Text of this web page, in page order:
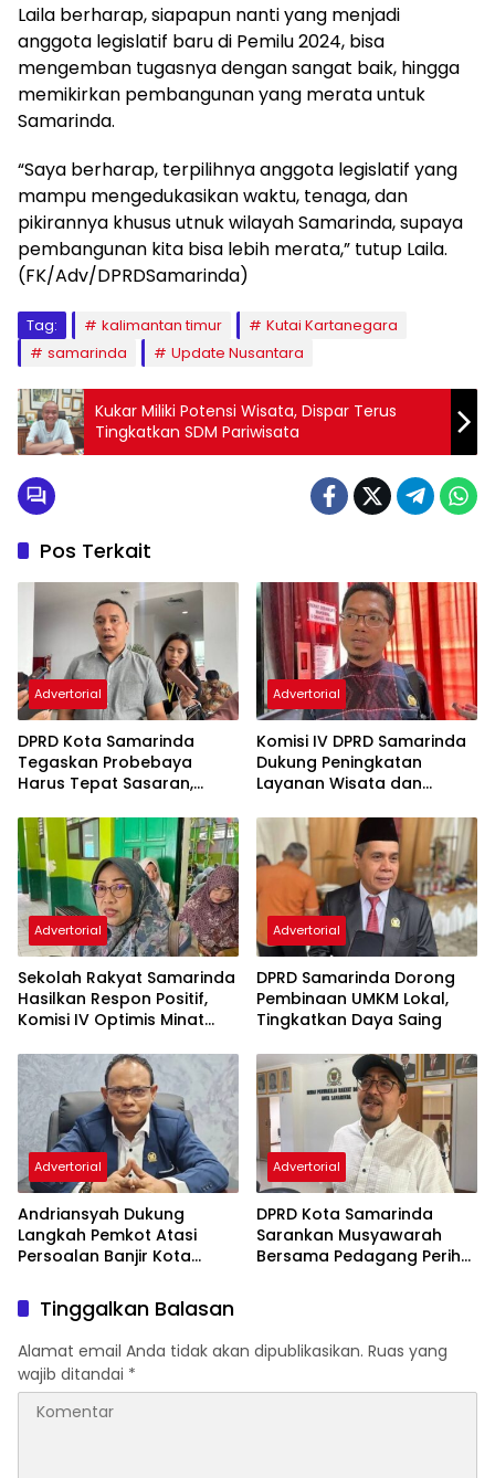
Laila berharap, siapapun nanti yang menjadi
anggota legislatif baru di Pemilu 2024, bisa
mengemban tugasnya dengan sangat baik, hingga
memikirkan pembangunan yang merata untuk
Samarinda.
“Saya berharap, terpilihnya anggota legislatif yang
mampu mengedukasikan waktu, tenaga, dan
pikirannya khusus utnuk wilayah Samarinda, supaya
pembangunan kita bisa lebih merata,” tutup Laila.
(FK/Adv/DPRDSamarinda)
Tag: kalimantan timur
Kutai Kartanegara
samarinda
Update Nusantara
Kukar Miliki Potensi Wisata, Dispar Terus
Tingkatkan SDM Pariwisata
Pos Terkait
Advertorial
DPRD Kota Samarinda
Tegaskan Probebaya
Harus Tepat Sasaran,
Semata
Advertorial
Komisi IV DPRD Samarinda
Dukung Peningkatan
Layanan Wisata dan
Advertorial
Sekolah Rakyat Samarinda
Hasilkan Respon Positif,
Komisi IV Optimis Minat
Advertorial
DPRD Samarinda Dorong
Pembinaan UMKM Lokal,
Tingkatkan Daya Saing
Advertorial
Andriansyah Dukung
Langkah Pemkot Atasi
Persoalan Banjir Kota
Advertorial
DPRD Kota Samarinda
Sarankan Musyawarah
Bersama Pedagang Perihal
Tinggalkan Balasan
Alamat email Anda tidak akan dipublikasikan. Ruas yang
wajib ditandai *